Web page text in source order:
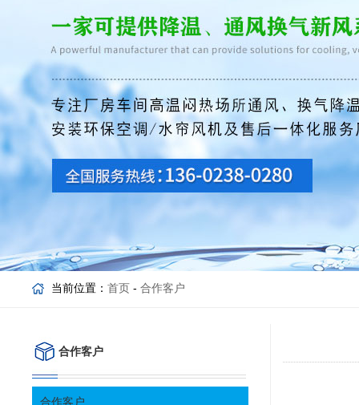
当前位置： 首页 - 合作客户
合作客户
合作客户